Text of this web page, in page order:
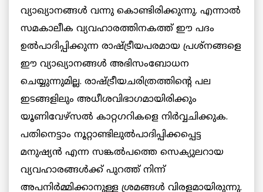
വ്യാഖ്യാനങ്ങള്‍ വന്നു കൊണ്ടിരിക്കുന്നു. എന്നാല്‍
സമകാലീക വ്യവഹാരത്തിനകത്ത് ഈ പദം
ഉല്‍പാദിപ്പിക്കുന്ന രാഷ്ട്രീയപരമായ പ്രശ്‌നങ്ങളെ
ഈ വ്യാഖ്യാനങ്ങള്‍ അഭിസംബോധന
ചെയ്യുന്നുമില്ല. രാഷ്ട്രീയചരിത്രത്തിന്റെ പല
ഇടങ്ങളിലും അധീശവിഭാഗമായിരിക്കും
യൂണിവേഴ്‌സല്‍ കാറ്റഗറികളെ നിര്‍വ്വചിക്കുക.
പതിനെട്ടാം നൂറ്റാണ്ടിലുല്‍പാദിപ്പിക്കപ്പെട്ട
മനുഷ്യന്‍ എന്ന സങ്കല്‍പത്തെ സെക്യുലറായ
വ്യവഹാരങ്ങള്‍ക്ക് പുറത്ത് നിന്ന്
അപനിര്‍മ്മിക്കാനുള്ള ശ്രമങ്ങള്‍ വിരളമായിരുന്നു.